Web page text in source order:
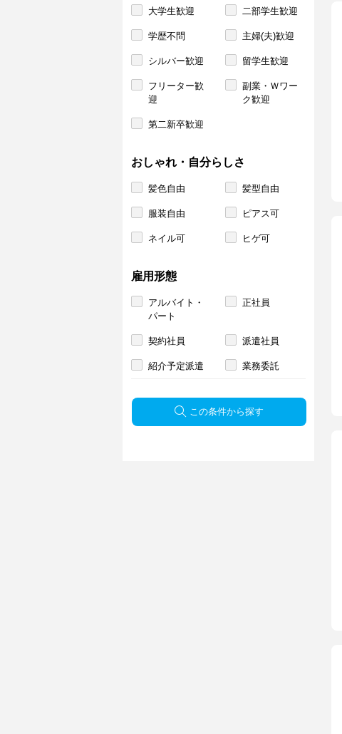
大学生歓迎 二部学生歓迎
学歴不問 主婦(夫)歓迎
シルバー歓迎 留学生歓迎
フリーター歓
迎
副業・Ｗワー
ク歓迎
第二新卒歓迎
おしゃれ・自分らしさ
髪色自由 髪型自由
服装自由 ピアス可
ネイル可 ヒゲ可
雇用形態
アルバイト・
パート
正社員
契約社員 派遣社員
紹介予定派遣 業務委託
この条件から探す